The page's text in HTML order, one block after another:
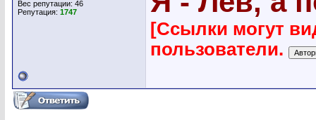
Вес репутации: 46
Репутация: 1747
[Ссылки могут
пользователи.